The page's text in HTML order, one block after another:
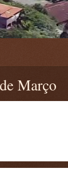
Março